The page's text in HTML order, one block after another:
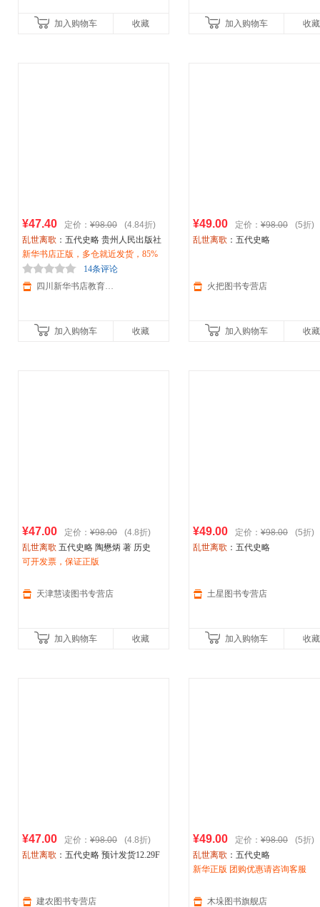
加入购物车 收藏 加入购物车 收藏
¥47.40 定价： ¥98.00
(4.84折)
乱世离歌 ：五代史略 贵州人民出版社
新华书店正版，多仓就近发货，85%
城市次日达，团购优惠咨询在线客
服！
14条评论
四川新华书店教育专营店
加入购物车 收藏
¥49.00 定价： ¥98.00
(5折)
乱世离歌 ：五代史略
火把图书专营店
加入购物车 收藏
¥47.00 定价： ¥98.00
(4.8折)
乱世离歌 五代史略 陶懋炳 著 历史
可开发票，保证正版
天津慧读图书专营店
加入购物车 收藏
¥49.00 定价： ¥98.00
(5折)
乱世离歌 ：五代史略
土星图书专营店
加入购物车 收藏
¥47.00 定价： ¥98.00
(4.8折)
乱世离歌 ：五代史略 预计发货12.29F
建农图书专营店
¥49.00 定价： ¥98.00
(5折)
乱世离歌 ：五代史略
新华正版 团购优惠请咨询客服
木垛图书旗舰店